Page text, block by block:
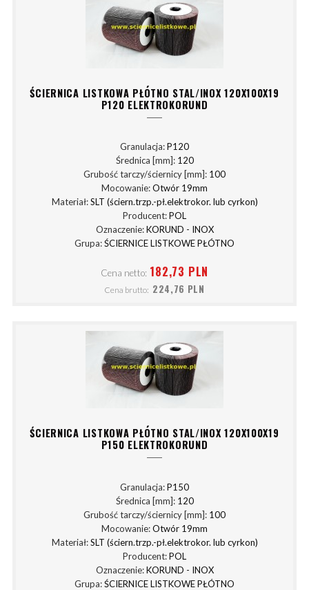
ŚCIERNICA LISTKOWA PŁÓTNO STAL/INOX 120X100X19
P120 ELEKTROKORUND
Granulacja:P120
Średnica [mm]: 120
Grubość tarczy/ściernicy [mm]: 100
Mocowanie:Otwór 19mm
Materiał:SLT (ściern.trzp.-pł.elektrokor. lub cyrkon)
Producent:POL
Oznaczenie:KORUND - INOX
Grupa:ŚCIERNICE LISTKOWE PŁÓTNO
Cena netto: 182,73 PLN
Cena brutto: 224,76 PLN
ŚCIERNICA LISTKOWA PŁÓTNO STAL/INOX 120X100X19
P150 ELEKTROKORUND
Granulacja:P150
Średnica [mm]: 120
Grubość tarczy/ściernicy [mm]: 100
Mocowanie:Otwór 19mm
Materiał:SLT (ściern.trzp.-pł.elektrokor. lub cyrkon)
Producent:POL
Oznaczenie:KORUND - INOX
Grupa:ŚCIERNICE LISTKOWE PŁÓTNO